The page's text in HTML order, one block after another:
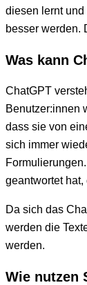
diesen lernt
besser werden.
Was kann
ChatGPT
Benutzer:innen
dass sie von
sich immer
geantwortet
Da sich das
werden die
werden.
Wie nutzen